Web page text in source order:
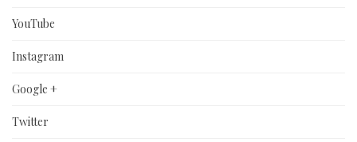
YouTube
Instagram
Google +
Twitter